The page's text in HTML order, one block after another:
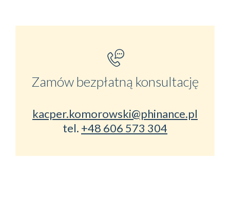
Zamów bezpłatną konsultację
kacper.komorowski@phinance.pl
tel. +48 606 573 304